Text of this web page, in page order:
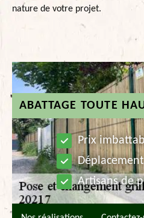
ABATTAGE TOUTE
Prix
Artisans de
nature de votre projet.